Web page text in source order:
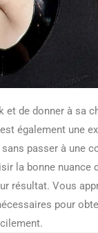
et de donner à sa
également une
passer à une
la bonne
résultat. Vous
pour